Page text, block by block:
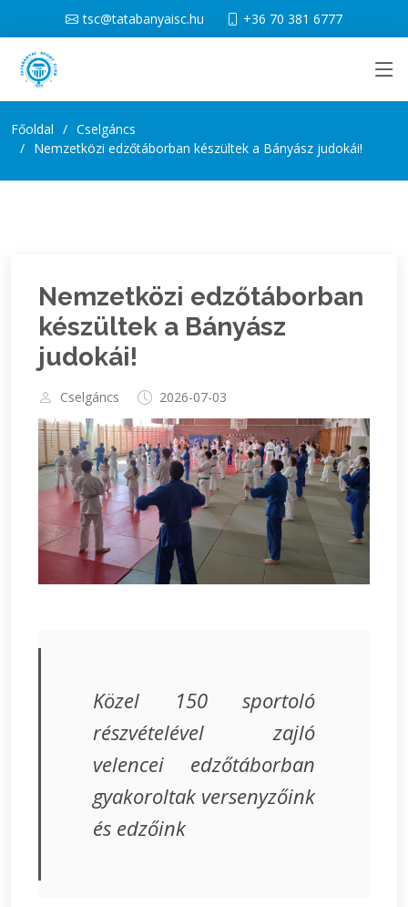
tsc@tatabanyaisc.hu +36 70 381 6777
Főoldal
Cselgáncs
Nemzetközi edzőtáborban készültek a Bányász judokái!
Nemzetközi edzőtáborban
készültek a Bányász
judokái!
Cselgáncs 2026-07-03
Közel 150 sportoló
részvételével zajló
velencei edzőtáborban
gyakoroltak versenyzőink
és edzőink